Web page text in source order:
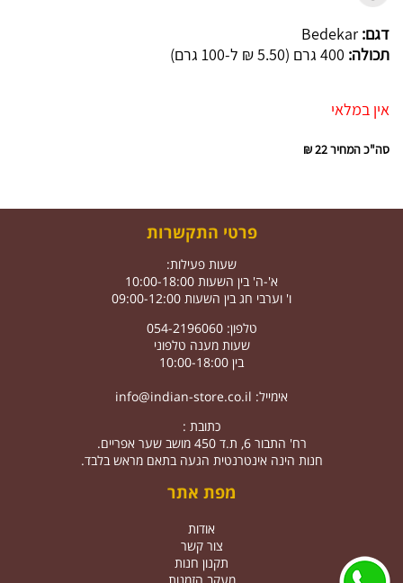
דגם: Bedekar
תכולה: 400 גרם (5.50 ₪ ל-100 גרם)
אין במלאי
סה"כ המחיר22 ₪
פרטי התקשרות
שעות פעילות:
א'-ה' בין השעות 10:00-18:00
ו' וערבי חג בין השעות 09:00-12:00
טלפון: 054-2196060
שעות מענה טלפוני
בין 10:00-18:00
אימייל: info@indian-store.co.il
כתובת :
רח' התבור 6, ת.ד 450 מושב שער אפריים.
חנות הינה אינטרנטית הגעה בתאם מראש בלבד.
מפת אתר
אודות
צור קשר
תקנון חנות